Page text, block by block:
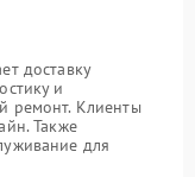
доставку
и
ремонт. Клиенты
Также
для